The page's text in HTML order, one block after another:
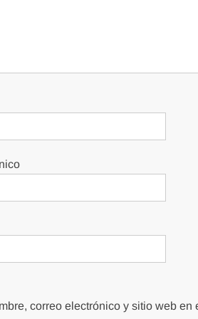
correo electrónico y sitio web en